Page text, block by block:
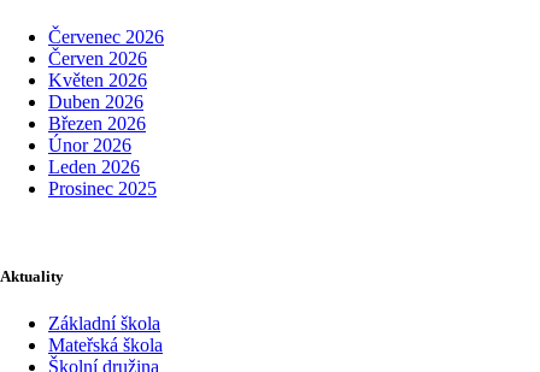
Červenec 2026
Červen 2026
Květen 2026
Duben 2026
Březen 2026
Únor 2026
Leden 2026
Prosinec 2025
Aktuality
Základní škola
Mateřská škola
Školní družina